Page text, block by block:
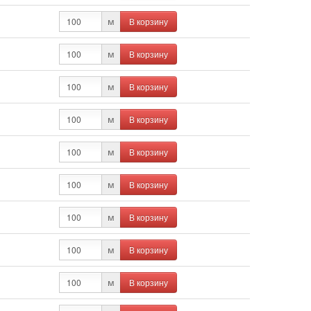
м В корзину
м В корзину
м В корзину
м В корзину
м В корзину
м В корзину
м В корзину
м В корзину
м В корзину